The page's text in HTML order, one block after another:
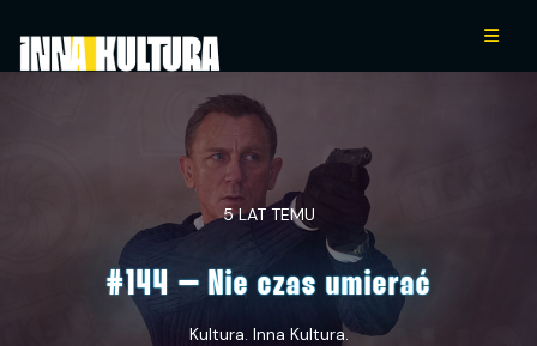
5 LAT TEMU
#144 – Nie czas umierać
Kultura. Inna Kultura.